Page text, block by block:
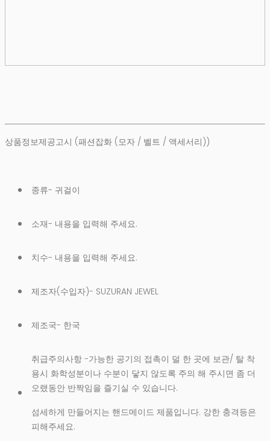
상품정보제공고시 (패션잡화 (모자 / 벨트 / 액세서리))
종류- 귀걸이
소재- 내용을 입력해 주세요.
치수- 내용을 입력해 주세요.
제조자(수입자)- SUZURAN JEWEL
제조국- 한국
취급주의사항 -가능한 공기의 접촉이 덜 한 곳에 보관/ 탈 착
용시 화학성분이나 수분이 닿지 않도록 주의 해 주시면 좀 더
오랬동안 반짝임을 즐기실 수 있습니다.
섬세하게 만들어지는 핸드메이드 제품입니다. 강한 충격등은
피해주세요.